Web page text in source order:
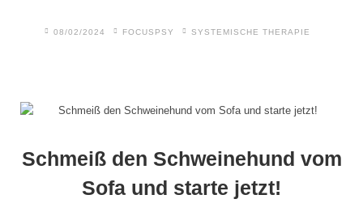
08/02/2024 FOCUSPSY SYSTEMISCHE THERAPIE
Schmeiß den Schweinehund vom
Sofa und starte jetzt!